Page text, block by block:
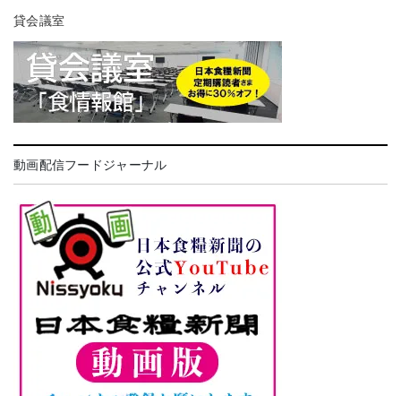
貸会議室
動画配信フードジャーナル